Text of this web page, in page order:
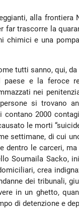
alla frontiera
far trascorre la
chimici e una
tutti sanno, qui,
e la feroce
nei
si trovano
2000
le morti
settimane, di cui
dentro le carceri,
Soumaila Sacko,
crea
dei tribunali,
in un ghetto,
di detenzione e